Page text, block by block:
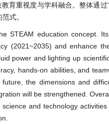
育重视度与学科融合。整体通过
式。
STEAM education concept.
(2021~2035) and enhance
power and lighting up scientific
hands-on abilities, and
the dimensions and
will be strengthened.
and technology